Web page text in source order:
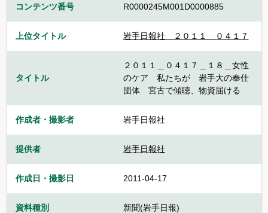
コンテンツ番号 R0000245M001D0000885
上位タイトル 岩手日報社＿２０１１＿０４１７
タイトル
２０１１＿０４１７＿１８＿女性
のケア 私たちが 岩手大の奉仕
団体 宮古で傾聴、物資届ける
作成者・撮影者 岩手日報社
提供者 岩手日報社
作成日・撮影日 2011-04-17
資料種別 新聞(岩手日報)